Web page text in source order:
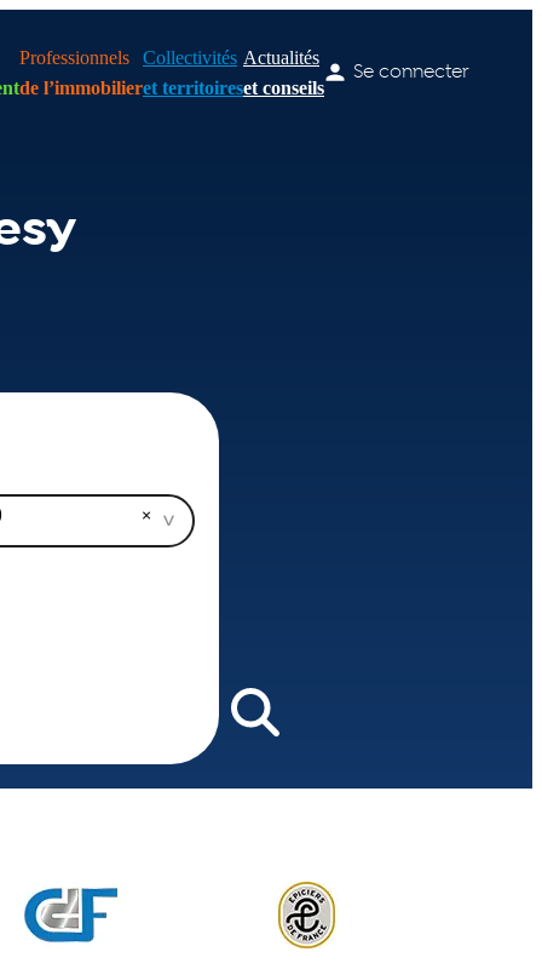
Professionnels
de l’immobilier
Collectivités
et territoires
Actualités
et conseils
Se connecter